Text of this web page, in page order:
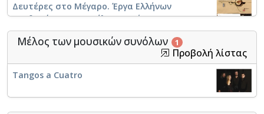
Δευτέρες στο Μέγαρο. Έργα Ελλήνων
συνθετών σε Α' εκτέλεση από τους Tangos a
Cuatro [04.05.2009] / Tangos a Cuatro [2009]
Συναυλία Tangos a Cuatro [Βελιγράδι,
13/07/2009]
Μέλος των μουσικών συνόλων 1
Προβολή λίστας
Tangos a Cuatro